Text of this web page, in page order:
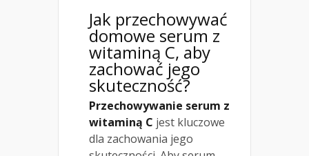
Jak przechowywać
domowe serum z
witaminą C, aby
zachować jego
skuteczność?
Przechowywanie serum z
witaminą C jest kluczowe
dla zachowania jego